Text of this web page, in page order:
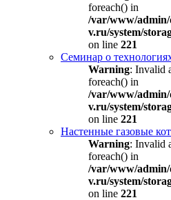
foreach() in
/var/www/
v.ru/system/
on line 221
Семинар о
Warning: Invalid
foreach() in
/var/www/
v.ru/system/
on line 221
Настенные газовые
Warning: Invalid
foreach() in
/var/www/
v.ru/system/
on line 221